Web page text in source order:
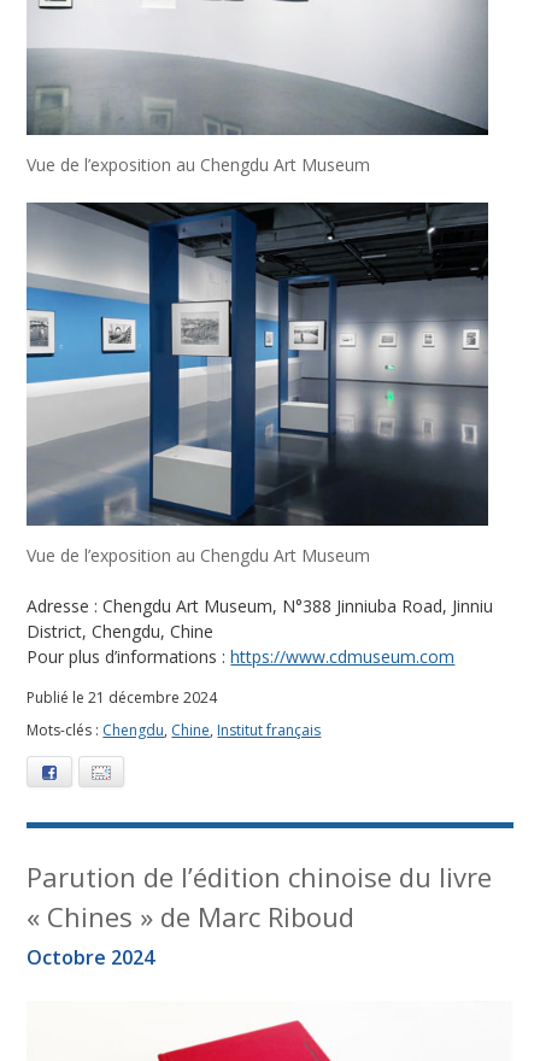
Vue de l’exposition au Chengdu Art Museum
Vue de l’exposition au Chengdu Art Museum
Adresse : Chengdu Art Museum, N°388 Jinniuba Road, Jinniu
District, Chengdu, Chine
Pour plus d’informations :https://www.cdmuseum.com
Publié le 21 décembre 2024
Mots-clés : Chengdu, Chine, Institut français
Facebook
Parution de l’édition chinoise du livre
« Chines » de Marc Riboud
Octobre 2024